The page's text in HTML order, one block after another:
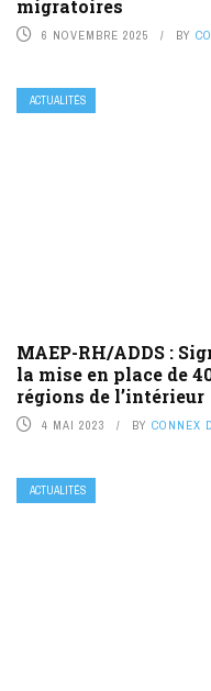
migratoires
6 NOVEMBRE 2025 BY
ACTUALITÉS
MAEP-RH/ADDS :
la mise en place de
régions de l’intérieur
4 MAI 2023 BY CONNEX
ACTUALITÉS